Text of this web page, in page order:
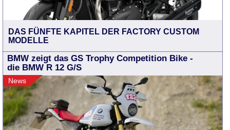
DAS FÜNFTE KAPITEL DER FACTORY CUSTOM
MODELLE
BMW zeigt das GS Trophy Competition Bike -
die BMW R 12 G/S
News